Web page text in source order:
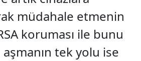
müdahale etmenin
koruması ile bunu
aşmanın tek yolu ise